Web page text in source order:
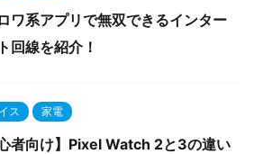
ワ系アプリで無双できるインター
回線を紹介！
ス 家電
心者向け】Pixel Watch 2と3の違い